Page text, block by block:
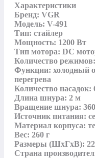
Характеристики
Бренд: VGR
Модель: V-491
Тип: стайлер
Мощность: 1200 Вт
Тип мотора: DC
Количество
Функции: холодный
перегрева
Количество насадок:
Длина шнура: 2 м
Вращение шнура:
Источник питания:
Материал корпуса:
Вес: 260 г
Размеры (ШхГхВ):
Страна